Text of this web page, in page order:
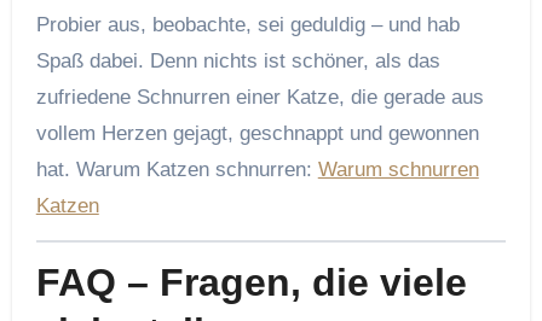
Probier aus, beobachte, sei geduldig – und hab
Spaß dabei. Denn nichts ist schöner, als das
zufriedene Schnurren einer Katze, die gerade aus
vollem Herzen gejagt, geschnappt und gewonnen
hat. Warum Katzen schnurren: Warum schnurren
Katzen
FAQ – Fragen, die viele